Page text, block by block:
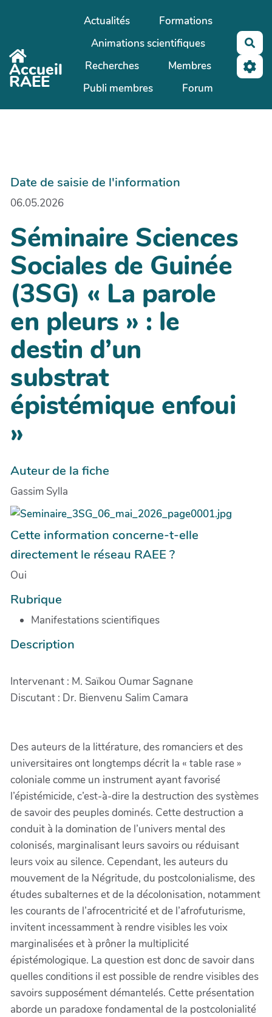
Aller au contenu principal
Accueil
RAEE
Actualités
Formations
Animations scientifiques
Recherches
Membres
Publi membres
Forum
Date de saisie de l'information
06.05.2026
Séminaire Sciences
Sociales de Guinée
(3SG) « La parole
en pleurs » : le
destin d’un
substrat
épistémique enfoui
»
Auteur de la fiche
Gassim Sylla
Cette information concerne-t-elle
directement le réseau RAEE ?
Oui
Rubrique
Manifestations scientifiques
Description
Intervenant : M. Saïkou Oumar Sagnane
Discutant : Dr. Bienvenu Salim Camara
Des auteurs de la littérature, des romanciers et des
universitaires ont longtemps décrit la « table rase »
coloniale comme un instrument ayant favorisé
l’épistémicide, c’est-à-dire la destruction des systèmes
de savoir des peuples dominés. Cette destruction a
conduit à la domination de l’univers mental des
colonisés, marginalisant leurs savoirs ou réduisant
leurs voix au silence. Cependant, les auteurs du
mouvement de la Négritude, du postcolonialisme, des
études subalternes et de la décolonisation, notamment
les courants de l’afrocentricité et de l’afrofuturisme,
invitent incessamment à rendre visibles les voix
marginalisées et à prôner la multiplicité
épistémologique. La question est donc de savoir dans
quelles conditions il est possible de rendre visibles des
savoirs supposément démantelés. Cette présentation
aborde un paradoxe fondamental de la postcolonialité